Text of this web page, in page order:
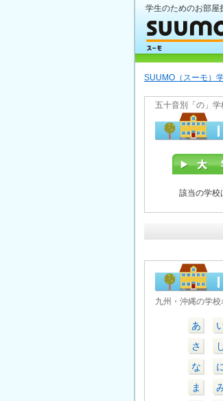
学生のためのお部屋
SUUMO（スーモ）
五十音別「の」
該当の学校
九州・沖縄の学校
あ
さ
な
ま